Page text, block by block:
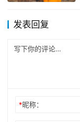
发表回复
*昵称：